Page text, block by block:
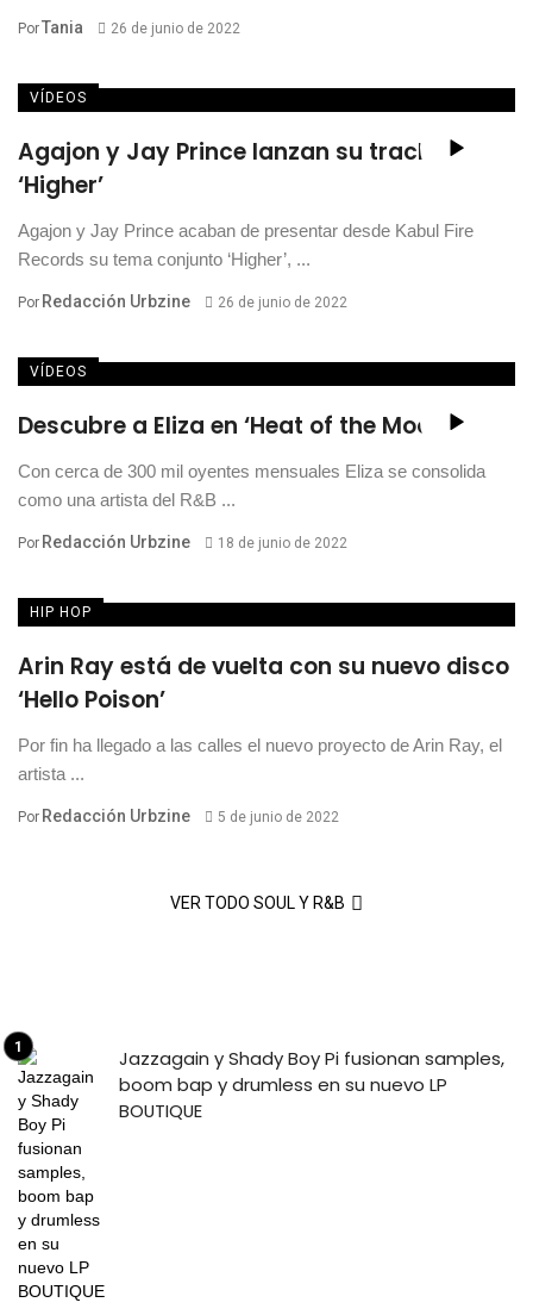
PorTania 26 de junio de 2022
VÍDEOS
Agajon y Jay Prince lanzan su track
‘Higher’
Agajon y Jay Prince acaban de presentar desde Kabul Fire
Records su tema conjunto ‘Higher’, ...
Por Redacción Urbzine 26 de junio de 2022
VÍDEOS
Descubre a Eliza en ‘Heat of the Moon’
Con cerca de 300 mil oyentes mensuales Eliza se consolida
como una artista del R&B ...
Por Redacción Urbzine 18 de junio de 2022
HIP HOP
Arin Ray está de vuelta con su nuevo disco
‘Hello Poison’
Por fin ha llegado a las calles el nuevo proyecto de Arin Ray, el
artista ...
Por Redacción Urbzine 5 de junio de 2022
VER TODO SOUL Y R&B
Jazzagain y Shady Boy Pi fusionan samples,
boom bap y drumless en su nuevo LP
BOUTIQUE